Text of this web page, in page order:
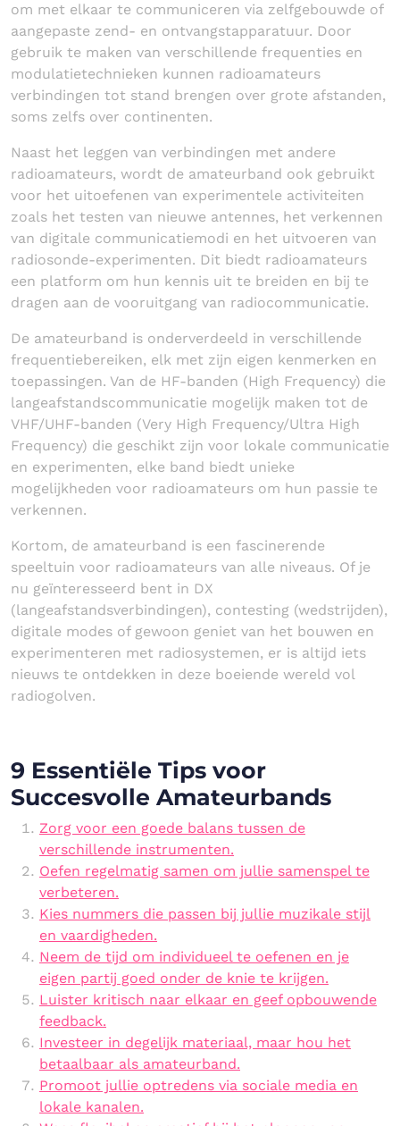
om met elkaar te communiceren via zelfgebouwde of
aangepaste zend- en ontvangstapparatuur. Door
gebruik te maken van verschillende frequenties en
modulatietechnieken kunnen radioamateurs
verbindingen tot stand brengen over grote afstanden,
soms zelfs over continenten.
Naast het leggen van verbindingen met andere
radioamateurs, wordt de amateurband ook gebruikt
voor het uitoefenen van experimentele activiteiten
zoals het testen van nieuwe antennes, het verkennen
van digitale communicatiemodi en het uitvoeren van
radiosonde-experimenten. Dit biedt radioamateurs
een platform om hun kennis uit te breiden en bij te
dragen aan de vooruitgang van radiocommunicatie.
De amateurband is onderverdeeld in verschillende
frequentiebereiken, elk met zijn eigen kenmerken en
toepassingen. Van de HF-banden (High Frequency) die
langeafstandscommunicatie mogelijk maken tot de
VHF/UHF-banden (Very High Frequency/Ultra High
Frequency) die geschikt zijn voor lokale communicatie
en experimenten, elke band biedt unieke
mogelijkheden voor radioamateurs om hun passie te
verkennen.
Kortom, de amateurband is een fascinerende
speeltuin voor radioamateurs van alle niveaus. Of je
nu geïnteresseerd bent in DX
(langeafstandsverbindingen), contesting (wedstrijden),
digitale modes of gewoon geniet van het bouwen en
experimenteren met radiosystemen, er is altijd iets
nieuws te ontdekken in deze boeiende wereld vol
radiogolven.
9 Essentiële Tips voor
Succesvolle Amateurbands
Zorg voor een goede balans tussen de
verschillende instrumenten.
Oefen regelmatig samen om jullie samenspel te
verbeteren.
Kies nummers die passen bij jullie muzikale stijl
en vaardigheden.
Neem de tijd om individueel te oefenen en je
eigen partij goed onder de knie te krijgen.
Luister kritisch naar elkaar en geef opbouwende
feedback.
Investeer in degelijk materiaal, maar hou het
betaalbaar als amateurband.
Promoot jullie optredens via sociale media en
lokale kanalen.